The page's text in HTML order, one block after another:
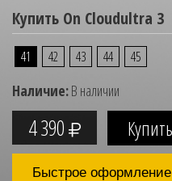
Купить On Cloudultra 3
41 42 43 44 45
Наличие:В наличии
4 390
Быстрое оформление